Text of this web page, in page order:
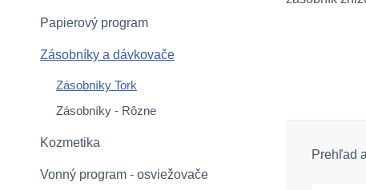
Papierový program
Zásobníky a dávkovače
Zásobníky Tork
Zásobníky - Rôzne
Kozmetika
Vonný program - osviežovače
Prehľad